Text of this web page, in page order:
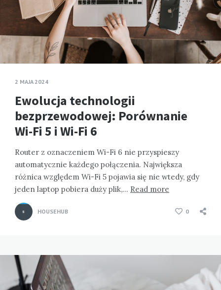
2 MAJA 2024
Ewolucja technologii
bezprzewodowej: Porównanie
Wi-Fi 5 i Wi-Fi 6
Router z oznaczeniem Wi-Fi 6 nie przyspieszy
automatycznie każdego połączenia. Największa
różnica względem Wi-Fi 5 pojawia się nie wtedy, gdy
jeden laptop pobiera duży plik,… Read more
HOUSEHUB 0